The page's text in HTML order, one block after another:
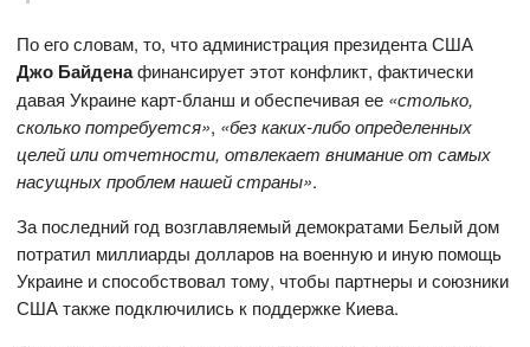
По его словам, то, что администрация президента США
Джо Байденафинансирует этот конфликт, фактически
давая Украине карт-бланш и обеспечивая ее «столько,
сколько потребуется», «без каких-либо определенных
целей или отчетности, отвлекает внимание от самых
насущных проблем нашей страны».
За последний год возглавляемый демократами Белый дом
потратил миллиарды долларов на военную и иную помощь
Украине и способствовал тому, чтобы партнеры и союзники
США также подключились к поддержке Киева.